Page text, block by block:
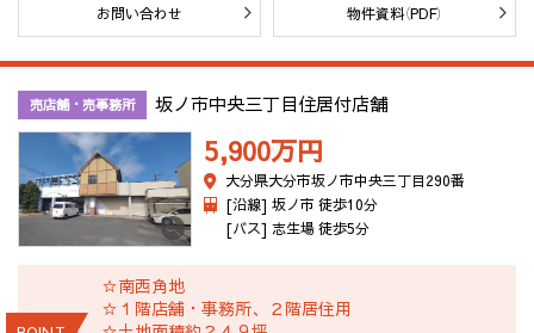
お問い合わせ 物件資料（PDF）
売店舗・売事務所 坂ノ市中央三丁目住居付店舗
5,900万円
大分県大分市坂ノ市中央三丁目290番
[沿線] 坂ノ市 徒歩10分
[バス] 志生場 徒歩5分
☆南西角地
☆１階店舗・事務所、２階居住用